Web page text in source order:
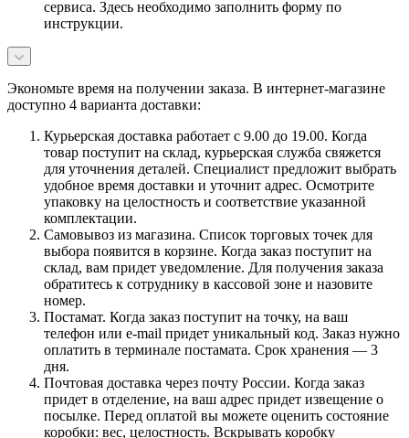
сервиса. Здесь необходимо заполнить форму по
инструкции.
Экономьте время на получении заказа. В интернет-магазине
доступно 4 варианта доставки:
Курьерская доставка работает с 9.00 до 19.00. Когда
товар поступит на склад, курьерская служба свяжется
для уточнения деталей. Специалист предложит выбрать
удобное время доставки и уточнит адрес. Осмотрите
упаковку на целостность и соответствие указанной
комплектации.
Самовывоз из магазина. Список торговых точек для
выбора появится в корзине. Когда заказ поступит на
склад, вам придет уведомление. Для получения заказа
обратитесь к сотруднику в кассовой зоне и назовите
номер.
Постамат. Когда заказ поступит на точку, на ваш
телефон или e-mail придет уникальный код. Заказ нужно
оплатить в терминале постамата. Срок хранения — 3
дня.
Почтовая доставка через почту России. Когда заказ
придет в отделение, на ваш адрес придет извещение о
посылке. Перед оплатой вы можете оценить состояние
коробки: вес, целостность. Вскрывать коробку